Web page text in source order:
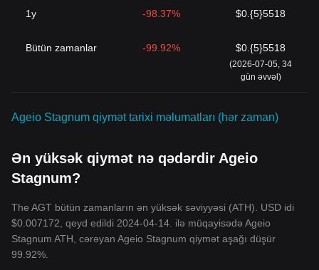
1y -98.37% $0.{5}5518
Bütün zamanlar -99.92% $0.{5}5518
(2026-07-05, 34
gün əvvəl)
Ageio Stagnum qiymət tarixi məlumatları (hər zaman)
Ən yüksək qiymət nə qədərdir Ageio
Stagnum?
The AGT bütün zamanların ən yüksək səviyyəsi (ATH). USD idi
$0.007172, qeyd edildi 2024-04-14. ilə müqayisədə Ageio
Stagnum ATH, cərəyan Ageio Stagnum qiymət aşağı düşür
99.92%.